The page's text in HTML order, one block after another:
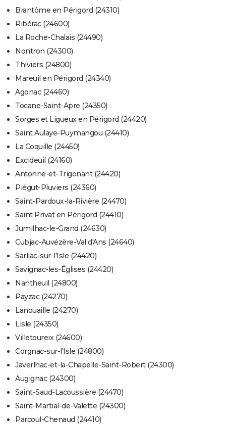
Brantôme en Périgord (24310)
Ribérac (24600)
La Roche-Chalais (24490)
Nontron (24300)
Thiviers (24800)
Mareuil en Périgord (24340)
Agonac (24460)
Tocane-Saint-Apre (24350)
Sorges et Ligueux en Périgord (24420)
Saint Aulaye-Puymangou (24410)
La Coquille (24450)
Excideuil (24160)
Antonne-et-Trigonant (24420)
Piégut-Pluviers (24360)
Saint-Pardoux-la-Rivière (24470)
Saint Privat en Périgord (24410)
Jumilhac-le-Grand (24630)
Cubjac-Auvézère-Val d'Ans (24640)
Sarliac-sur-l'Isle (24420)
Savignac-les-Églises (24420)
Nantheuil (24800)
Payzac (24270)
Lanouaille (24270)
Lisle (24350)
Villetoureix (24600)
Corgnac-sur-l'Isle (24800)
Javerlhac-et-la-Chapelle-Saint-Robert (24300)
Augignac (24300)
Saint-Saud-Lacoussière (24470)
Saint-Martial-de-Valette (24300)
Parcoul-Chenaud (24410)